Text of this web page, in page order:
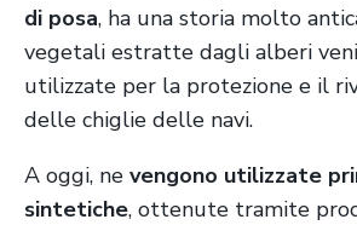
di posa, ha una storia molto
vegetali estratte dagli alberi
utilizzate per la protezione e il
delle chiglie delle navi.
A oggi, ne vengono utilizzate
sintetiche, ottenute tramite